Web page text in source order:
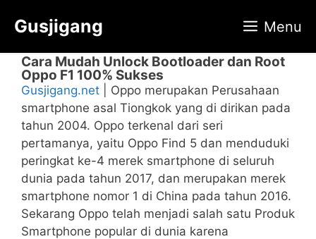
Gusjigang Menu
Cara Mudah Unlосk Bootloader dan Root
Oppo F1 100% Sukses
Gusjigang.net | Oppo merupakan Perusahaan
smartphone asal Tiongkok yang di dirikan pada
tahun 2004. Oppo terkenal dari seri
pertamanya, yaitu Oppo Find 5 dan menduduki
peringkat ke-4 merek smartphone di seluruh
dunia pada tahun 2017, dan merupakan merek
smartphone nomor 1 di China pada tahun 2016.
Sekarang Oppo telah menjadi salah satu Produk
Smartphone popular di dunia karena